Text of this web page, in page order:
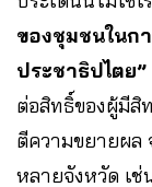
ของชุมชนในก
ประชาธิปไตย”
ต่อสิทธิ์ของผู้มีสิ
ตีความขยายผล
หลายจังหวัด เช่